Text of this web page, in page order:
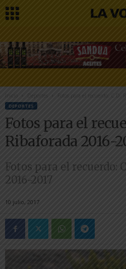
Inicio Fotos para el recuerdo: C.D.
DEPORTES
Fotos para el
Ribaforada 2016-
Fotos para el recuerdo:
2016-2017
10 julio, 2017